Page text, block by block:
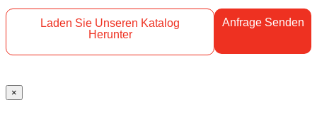
Laden Sie Unseren Katalog
Herunter
Anfrage Senden
×